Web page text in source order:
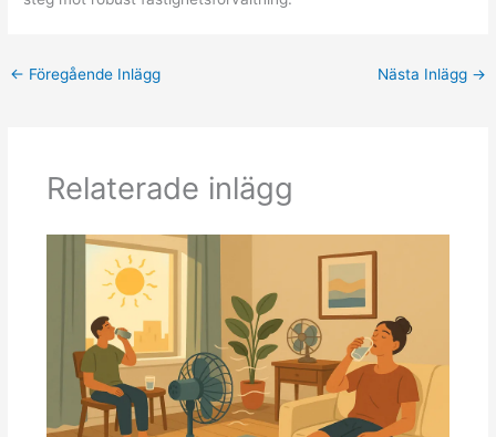
← Föregående Inlägg Nästa Inlägg →
Relaterade inlägg